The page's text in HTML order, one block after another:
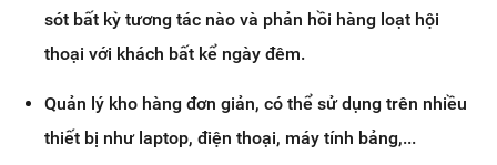
sót bất kỳ tương tác nào và phản hồi hàng loạt hội
thoại với khách bất kể ngày đêm.
Quản lý kho hàng đơn giản, có thể sử dụng trên nhiều
thiết bị như laptop, điện thoại, máy tính bảng,...